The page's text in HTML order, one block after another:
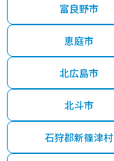
富良野市
恵庭市
北広島市
北斗市
石狩郡新篠津村